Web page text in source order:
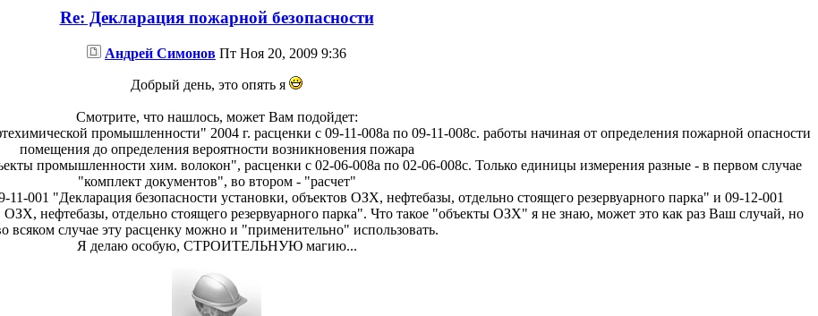
Re: Декларация пожарной безопасности
Андрей Симонов Пт Ноя 20, 2009 9:36
Добрый день, это опять я
Смотрите, что нашлось, может Вам подойдет:
промышленности" 2004 г. расценки с 09-11-008а по 09-11-008с. работы начиная от определения пожарной опасности
помещения до определения вероятности возникновения пожара
промышленности хим. волокон", расценки с 02-06-008а по 02-06-008с. Только единицы измерения разные - в первом случае
"комплект документов", во втором - "расчет"
001 "Декларация безопасности установки, объектов ОЗХ, нефтебазы, отдельно стоящего резервуарного парка" и 09-12-001
нефтебазы, отдельно стоящего резервуарного парка". Что такое "объекты ОЗХ" я не знаю, может это как раз Ваш случай, но
всяком случае эту расценку можно и "применительно" использовать.
Я делаю особую, СТРОИТЕЛЬНУЮ магию...